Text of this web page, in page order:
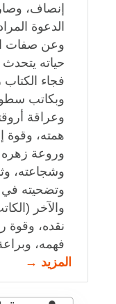
إنصاف،
الدعوة
وعن صفات
حياته
فجاء الكتاب
وبكاتب
وعراقة
همته، وقوة
وروعة زهره
وشجاعته،
وتضحيته في
والآخر
نقده، وقوة
فهمه،
المزيد →